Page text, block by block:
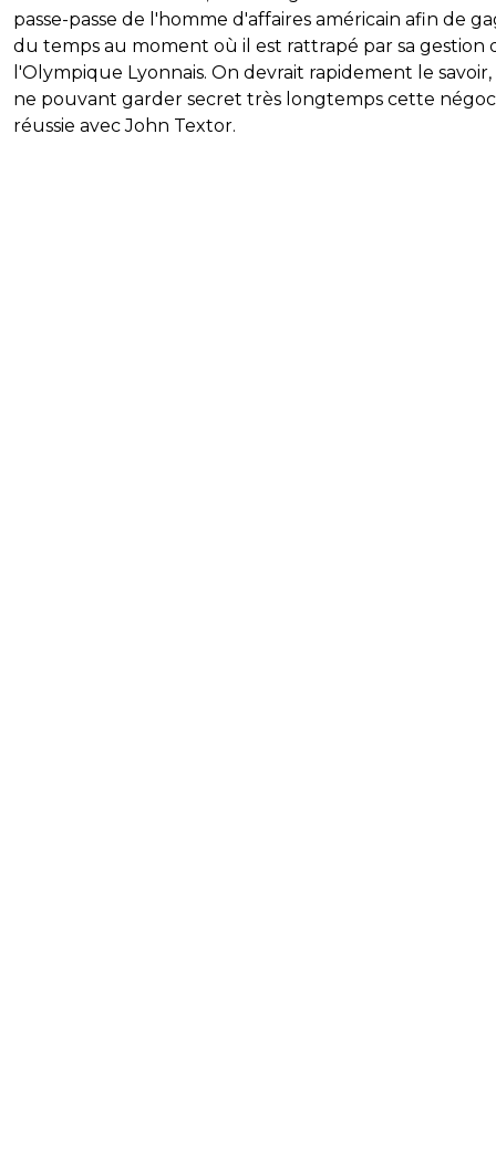
passe-passe de l'homme d'affaires américain afin de
du temps au moment où il est rattrapé par sa gestion
l'Olympique Lyonnais. On devrait rapidement le savoir,
ne pouvant garder secret très longtemps cette
réussie avec John Textor.